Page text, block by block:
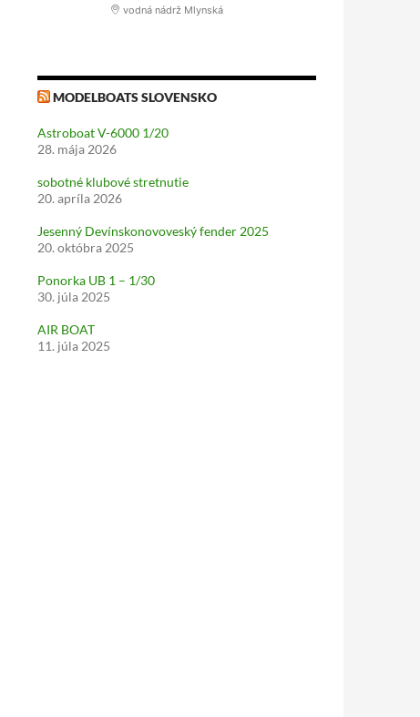
vodná nádrž Mlynská
MODELBOATS SLOVENSKO
Astroboat V-6000 1/20
28. mája 2026
sobotné klubové stretnutie
20. apríla 2026
Jesenný Devínskonovoveský fender 2025
20. októbra 2025
Ponorka UB 1 – 1/30
30. júla 2025
AIR BOAT
11. júla 2025